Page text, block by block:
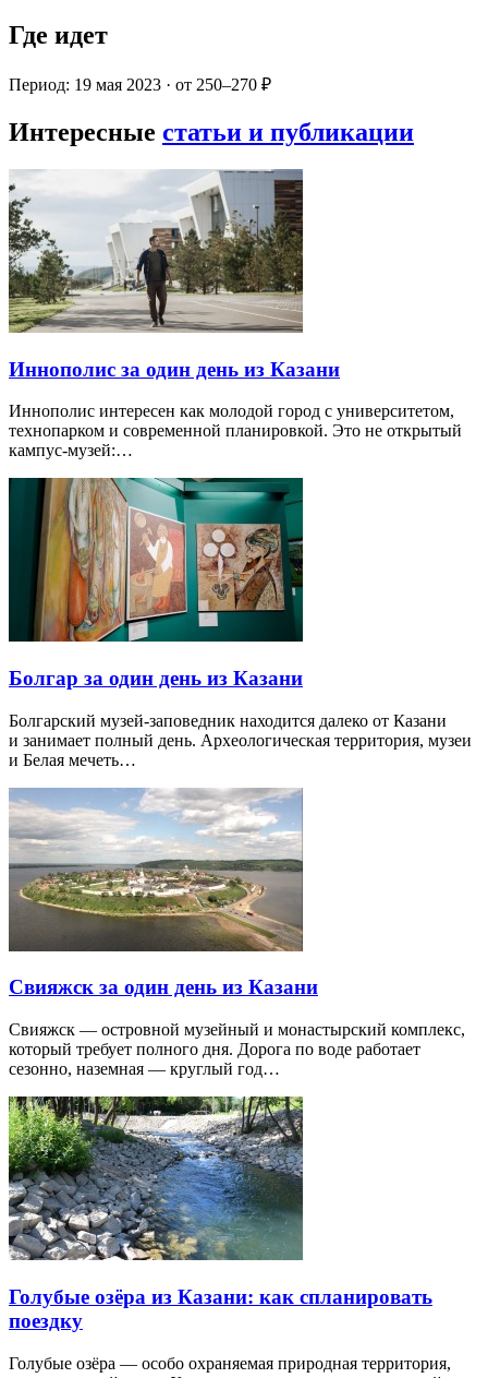
Где идет
Период: 19 мая 2023 · от 250–270 ₽
Интересные статьи и публикации
Иннополис за один день из Казани
Иннополис интересен как молодой город с университетом,
технопарком и современной планировкой. Это не открытый
кампус-музей:…
Болгар за один день из Казани
Болгарский музей-заповедник находится далеко от Казани
и занимает полный день. Археологическая территория, музеи
и Белая мечеть…
Свияжск за один день из Казани
Свияжск — островной музейный и монастырский комплекс,
который требует полного дня. Дорога по воде работает
сезонно, наземная — круглый год…
Голубые озёра из Казани: как спланировать
поездку
Голубые озёра — особо охраняемая природная территория,